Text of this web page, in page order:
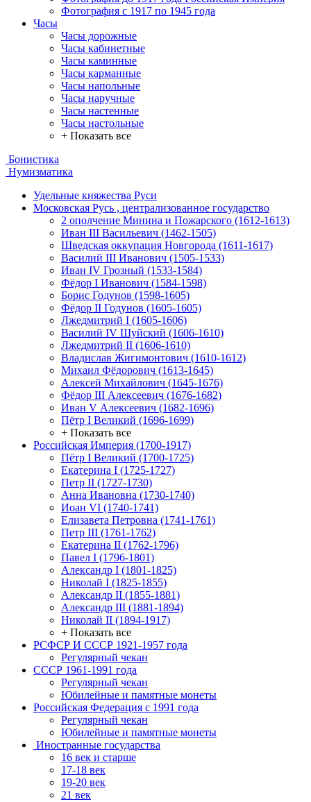
Фотография с 1917 по 1945 года
Часы
Часы дорожные
Часы кабинетные
Часы каминные
Часы карманные
Часы напольные
Часы наручные
Часы настенные
Часы настольные
+ Показать все
Бонистика
Нумизматика
Удельные княжества Руси
Московская Русь , централизованное государство
2 ополчение Минина и Пожарского (1612-1613)
Иван III Васильевич (1462-1505)
Шведская оккупация Новгорода (1611-1617)
Василий III Иванович (1505-1533)
Иван IV Грозный (1533-1584)
Фёдор I Иванович (1584-1598)
Борис Годунов (1598-1605)
Фёдор II Годунов (1605-1605)
Лжедмитрий I (1605-1606)
Василий IV Шуйский (1606-1610)
Лжедмитрий II (1606-1610)
Владислав Жигимонтович (1610-1612)
Михаил Фёдорович (1613-1645)
Алексей Михайлович (1645-1676)
Фёдор III Алексеевич (1676-1682)
Иван V Алексеевич (1682-1696)
Пётр I Великий (1696-1699)
+ Показать все
Российская Империя (1700-1917)
Пётр I Великий (1700-1725)
Екатерина I (1725-1727)
Петр II (1727-1730)
Анна Ивановна (1730-1740)
Иоан VI (1740-1741)
Елизавета Петровна (1741-1761)
Петр III (1761-1762)
Екатерина II (1762-1796)
Павел I (1796-1801)
Александр I (1801-1825)
Николай I (1825-1855)
Александр II (1855-1881)
Александр III (1881-1894)
Николай II (1894-1917)
+ Показать все
РСФСР И СССР 1921-1957 года
Регулярный чекан
СССР 1961-1991 года
Регулярный чекан
Юбилейные и памятные монеты
Российская Федерация с 1991 года
Регулярный чекан
Юбилейные и памятные монеты
Иностранные государства
16 век и старше
17-18 век
19-20 век
21 век